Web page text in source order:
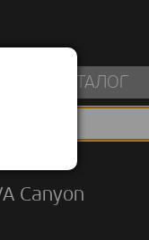
КАТАЛОГ
Canyon